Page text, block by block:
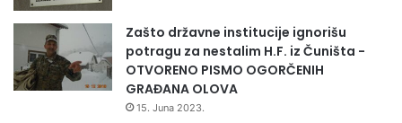
Zašto državne institucije ignorišu
potragu za nestalim H.F. iz Čuništa -
OTVORENO PISMO OGORČENIH
GRAĐANA OLOVA
15. Juna 2023.